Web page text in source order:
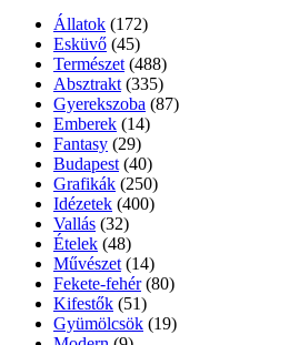
Állatok (172)
Esküvő (45)
Természet (488)
Absztrakt (335)
Gyerekszoba (87)
Emberek (14)
Fantasy (29)
Budapest (40)
Grafikák (250)
Idézetek (400)
Vallás (32)
Ételek (48)
Művészet (14)
Fekete-fehér (80)
Kifestők (51)
Gyümölcsök (19)